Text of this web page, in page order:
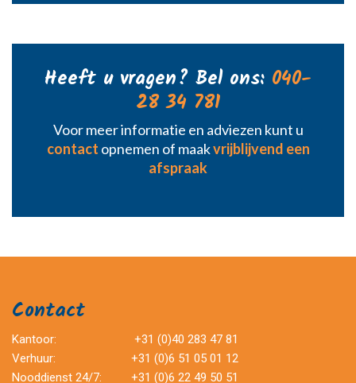
Heeft u vragen? Bel ons: 040-
28 34 781
Voor meer informatie en adviezen kunt u
contact opnemen of maakvrijblijvend een
afspraak
Contact
Kantoor:
+31 (0)40 283 47 81
Verhuur:
+31 (0)6 51 05 01 12
Nooddienst 24/7:
+31 (0)6 22 49 50 51